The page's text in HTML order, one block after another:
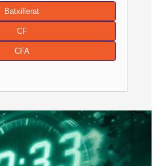
Batxillerat
CF
CFA